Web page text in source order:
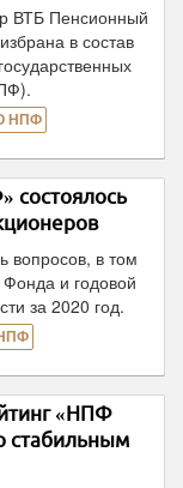
ВТБ Пенсионный
в состав
НПФ
состоялось
вопросов, в том
Фонда и годовой
за 2020 год.
«НПФ
стабильным